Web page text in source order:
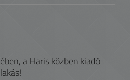
a Haris közben kiadó